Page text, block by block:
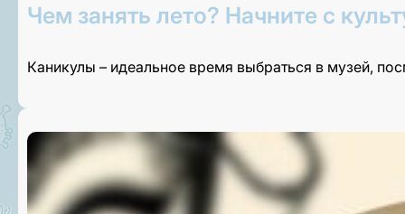
Чем занять лето? Начните с
Каникулы – идеальное время выбраться в музей,